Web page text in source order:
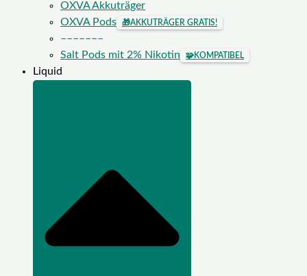
OXVA Akkuträger
OXVA Pods
🎁AKKUTRÄGER GRATIS!
–––––––
Salt Pods mit 2% Nikotin
🧩KOMPATIBEL
Liquid